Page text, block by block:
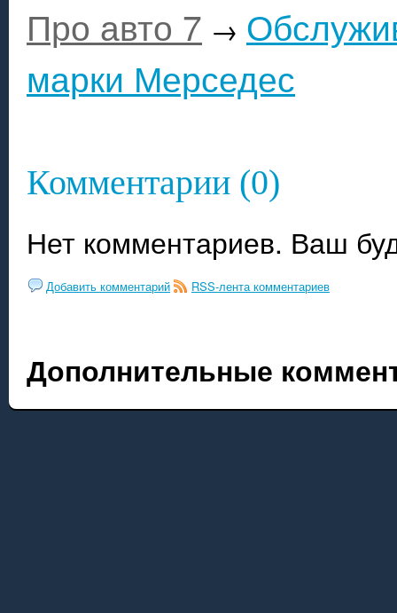
Про авто 7 →
марки Мерседес
Комментарии (0)
Нет комментариев. Ваш
Добавить комментарий RSS-лента комментариев
Дополнительные